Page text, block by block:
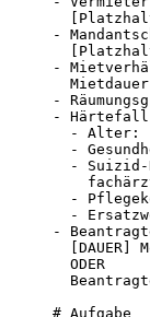
-
-
-
-
- Alter:
-
-
-
-
-
[DAUER]
  ODER
# Aufgabe